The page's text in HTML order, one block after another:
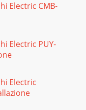
Electric CMB-
Electric PUY-
Electric